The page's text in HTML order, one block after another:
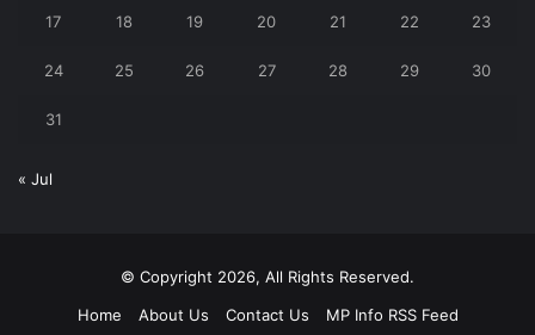
17 18 19 20 21 22 23
24 25 26 27 28 29 30
31
« Jul
© Copyright 2026, All Rights Reserved.
Home
About Us Contact Us MP Info RSS Feed